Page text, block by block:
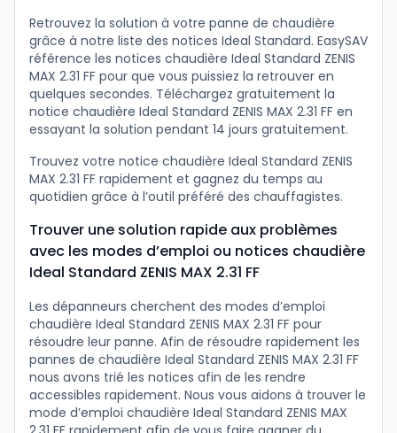
Retrouvez la solution à votre panne de chaudière
grâce à notre liste des notices Ideal Standard. EasySAV
référence les notices chaudière Ideal Standard ZENIS
MAX 2.31 FF pour que vous puissiez la retrouver en
quelques secondes. Téléchargez gratuitement la
notice chaudière Ideal Standard ZENIS MAX 2.31 FF en
essayant la solution pendant 14 jours gratuitement.
Trouvez votre notice chaudière Ideal Standard ZENIS
MAX 2.31 FF rapidement et gagnez du temps au
quotidien grâce à l’outil préféré des chauffagistes.
Trouver une solution rapide aux problèmes
avec les modes d’emploi ou notices chaudière
Ideal Standard ZENIS MAX 2.31 FF
Les dépanneurs cherchent des modes d’emploi
chaudière Ideal Standard ZENIS MAX 2.31 FF pour
résoudre leur panne. Afin de résoudre rapidement les
pannes de chaudière Ideal Standard ZENIS MAX 2.31 FF
nous avons trié les notices afin de les rendre
accessibles rapidement. Nous vous aidons à trouver le
mode d’emploi chaudière Ideal Standard ZENIS MAX